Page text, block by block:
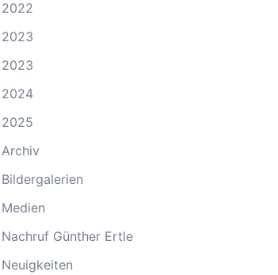
2022
2023
2023
2024
2025
Archiv
Bildergalerien
Medien
Nachruf Günther Ertle
Neuigkeiten